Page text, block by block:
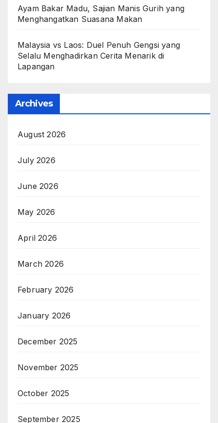
Ayam Bakar Madu, Sajian Manis Gurih yang
Menghangatkan Suasana Makan
Malaysia vs Laos: Duel Penuh Gengsi yang
Selalu Menghadirkan Cerita Menarik di
Lapangan
Archives
August 2026
July 2026
June 2026
May 2026
April 2026
March 2026
February 2026
January 2026
December 2025
November 2025
October 2025
September 2025